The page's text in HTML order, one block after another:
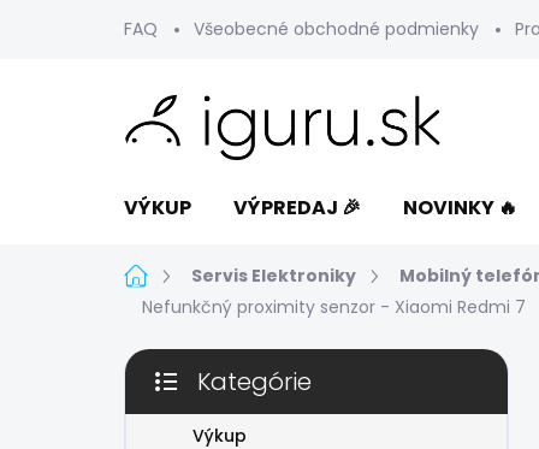
FAQ Všeobecné obchodné podmienky
VÝKUP VÝPREDAJ 🎉 NOVINKY 🔥
DomovServis Elektroniky Mobilný
Nefunkčný proximity senzor - Xiaomi Redmi 7
B
č
Preskočiť
kategórie
Kategórie
Výkup